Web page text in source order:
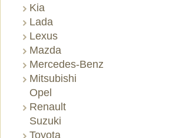
Kia
Lada
Lexus
Mazda
Mercedes-Benz
Mitsubishi
Opel
Renault
Suzuki
Toyota